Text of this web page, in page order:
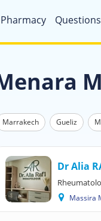
Pharmacy Questions
Marrakech Gueliz
Dr Alia
Massira